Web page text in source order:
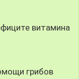
витамина
грибов